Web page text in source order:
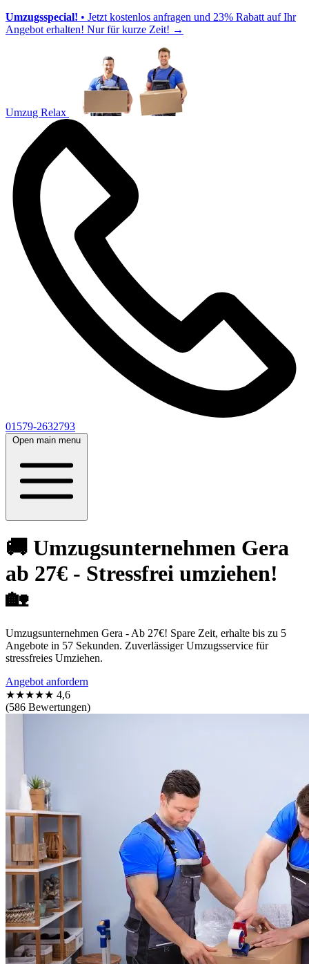
Umzugsspecial! • Jetzt kostenlos anfragen und 23% Rabatt auf Ihr
Angebot erhalten! Nur für kurze Zeit! →
Umzug Relax
01579-2632793
Open main menu
🚚 Umzugsunternehmen Gera
ab 27€ - Stressfrei umziehen!
🏡
Umzugsunternehmen Gera - Ab 27€! Spare Zeit, erhalte bis zu 5
Angebote in 57 Sekunden. Zuverlässiger Umzugsservice für
stressfreies Umziehen.
Angebot anfordern
★★★★★ 4,6
(586 Bewertungen)